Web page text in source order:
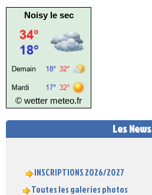
Noisy le sec
© wetter meteo.fr
Les News
INSCRIPTIONS 2026/2027
Toutes les galeries photos